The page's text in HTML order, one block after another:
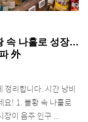
속 나홀로 성장…
外
정리합니다. 시간 낭비
요! 1. 불황 속 나홀로
이 음주 인구 ...